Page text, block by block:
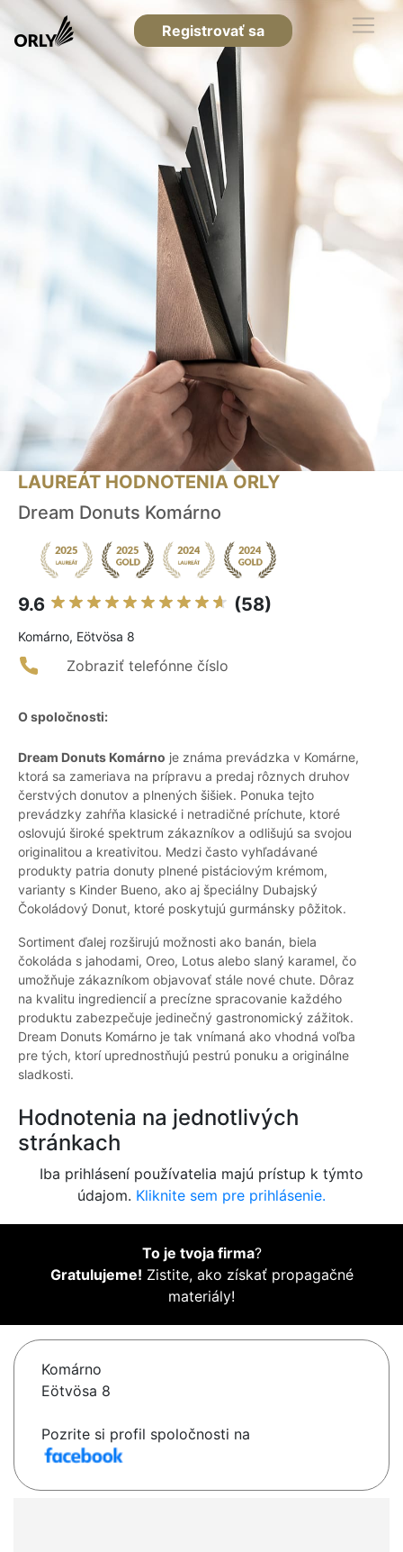
Registrovať sa
LAUREÁT HODNOTENIA ORLY
Dream Donuts Komárno
9.6 (58)
Komárno, Eötvösa 8
Zobraziť telefónne číslo
O spoločnosti:
Dream Donuts Komárno je známa prevádzka v Komárne,
ktorá sa zameriava na prípravu a predaj rôznych druhov
čerstvých donutov a plnených šišiek. Ponuka tejto
prevádzky zahŕňa klasické i netradičné príchute, ktoré
oslovujú široké spektrum zákazníkov a odlišujú sa svojou
originalitou a kreativitou. Medzi často vyhľadávané
produkty patria donuty plnené pistáciovým krémom,
varianty s Kinder Bueno, ako aj špeciálny Dubajský
Čokoládový Donut, ktoré poskytujú gurmánsky pôžitok.
Sortiment ďalej rozširujú možnosti ako banán, biela
čokoláda s jahodami, Oreo, Lotus alebo slaný karamel, čo
umožňuje zákazníkom objavovať stále nové chute. Dôraz
na kvalitu ingrediencií a precízne spracovanie každého
produktu zabezpečuje jedinečný gastronomický zážitok.
Dream Donuts Komárno je tak vnímaná ako vhodná voľba
pre tých, ktorí uprednostňujú pestrú ponuku a originálne
sladkosti.
Hodnotenia na jednotlivých
stránkach
Iba prihlásení používatelia majú prístup k týmto
údajom. Kliknite sem pre prihlásenie.
To je tvoja firma?
Gratulujeme! Zistite, ako získať propagačné
materiály!
Komárno
Eötvösa 8
Pozrite si profil spoločnosti na